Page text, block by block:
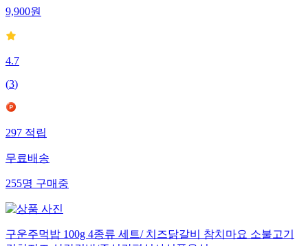
9,900원
4.7
(3)
297적립
무료배송
255명구매중
구운주먹밥 100g 4종류 세트/ 치즈닭갈비 참치마요 소불고기